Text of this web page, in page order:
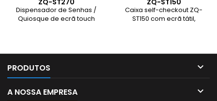
ZQ-ST270
Dispensador de Senhas /
Quiosque de ecrã touch
alumínio. A solução ideal
atendimento.
ZQ-ST150
Caixa self-checkout ZQ-
ST150 com ecrã tátil,
eficiente para vendas
PRODUTOS 
A NOSSA EMPRESA 